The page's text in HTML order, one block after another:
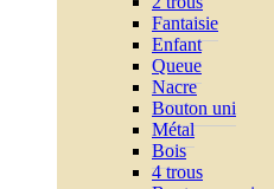
Fantaisie
Enfant
Queue
Nacre
Bouton uni
Métal
Bois
4 trous